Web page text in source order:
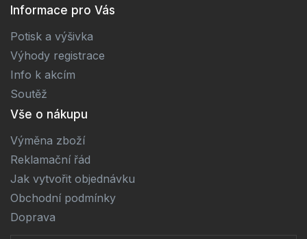
Informace pro Vás
Potisk a výšivka
Výhody registrace
Info k akcím
Soutěž
Vše o nákupu
Výměna zboží
Reklamační řád
Jak vytvořit objednávku
Obchodní podmínky
Doprava